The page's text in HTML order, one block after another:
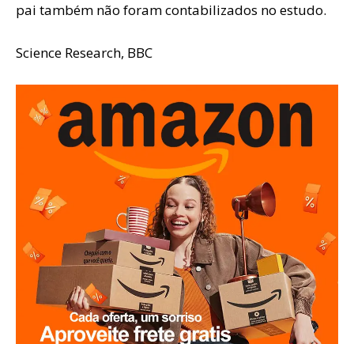
pai também não foram contabilizados no estudo.
Science Research, BBC